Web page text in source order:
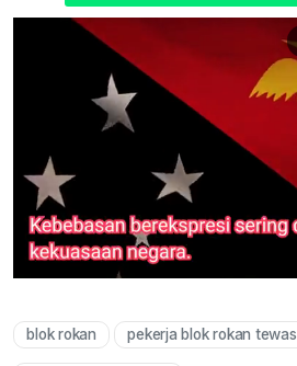
blok rokan pekerja blok rokan tewas